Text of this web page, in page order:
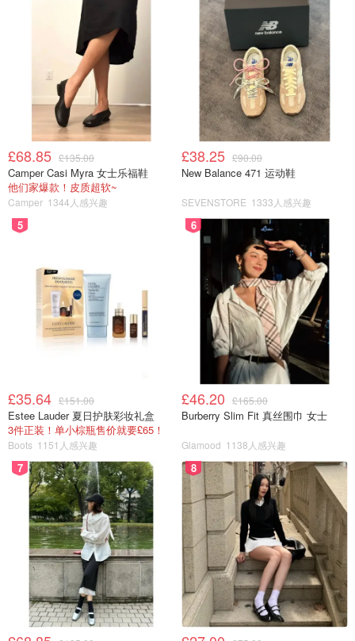
看完了排期，以下共为你们整理了英国20个城市的 Pride游
行概况！持续更新中！收藏转需！
伯明翰彩虹大游行 - Birmingham Pride Parade 2025
举办日期：5月24-25日
官方动态：? 戳官网
图片来自@birminghampride，版权属于原作者
约克彩虹大游行 - York Pride Parade 2025
举办日期：6月7日
官方动态：? 戳官网
图片来自@yorkpride.org，版权属于原作者
£68.85 £135.00
Camper Casi Myra 女士乐福鞋
他们家爆款！皮质超软~
Camper 1344人感兴趣
£38.25 £90.00
New Balance 471 运动鞋
SEVENSTORE 1333人感兴趣
5
£35.64 £151.00
Estee Lauder 夏日护肤彩妆礼盒
3件正装！单小棕瓶售价就要£65！
Boots 1151人感兴趣
6
£46.20 £165.00
Burberry Slim Fit 真丝围巾 女士
Glamood 1138人感兴趣
7 8